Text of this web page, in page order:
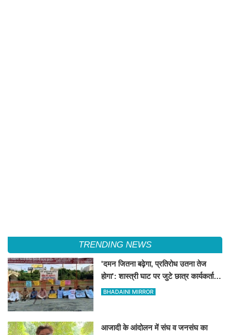
TRENDING NEWS
'दमन जितना बढ़ेगा, प्रतिरोध उतना तेज
होगा': शास्त्री घाट पर जुटे छात्र कार्यकर्ताओं
की केंद्र को ललकार
BHADAINI MIRROR
आजादी के आंदोलन में संघ व जनसंघ का